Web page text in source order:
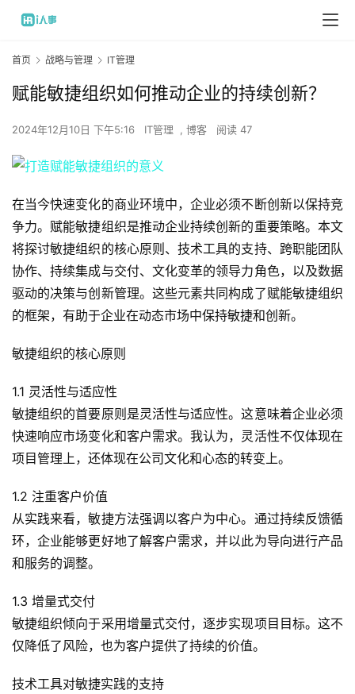
首页 战略与管理 IT管理
赋能敏捷组织如何推动企业的持续创新？
2024年12月10日 下午5:16 IT管理 , 博客 阅读 47
在当今快速变化的商业环境中，企业必须不断创新以保持竞
争力。赋能敏捷组织是推动企业持续创新的重要策略。本文
将探讨敏捷组织的核心原则、技术工具的支持、跨职能团队
协作、持续集成与交付、文化变革的领导力角色，以及数据
驱动的决策与创新管理。这些元素共同构成了赋能敏捷组织
的框架，有助于企业在动态市场中保持敏捷和创新。
敏捷组织的核心原则
1.1 灵活性与适应性
敏捷组织的首要原则是灵活性与适应性。这意味着企业必须
快速响应市场变化和客户需求。我认为，灵活性不仅体现在
项目管理上，还体现在公司文化和心态的转变上。
1.2 注重客户价值
从实践来看，敏捷方法强调以客户为中心。通过持续反馈循
环，企业能够更好地了解客户需求，并以此为导向进行产品
和服务的调整。
1.3 增量式交付
敏捷组织倾向于采用增量式交付，逐步实现项目目标。这不
仅降低了风险，也为客户提供了持续的价值。
技术工具对敏捷实践的支持